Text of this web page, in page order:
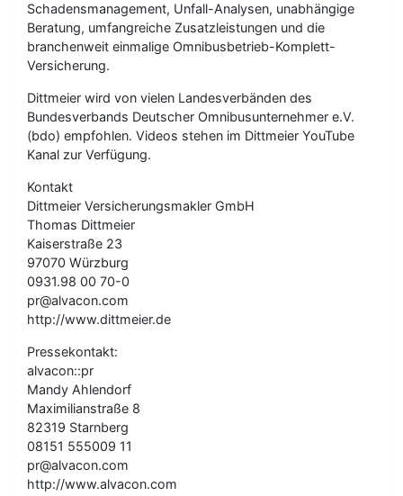
Schadensmanagement, Unfall-Analysen, unabhängige
Beratung, umfangreiche Zusatzleistungen und die
branchenweit einmalige Omnibusbetrieb-Komplett-
Versicherung.
Dittmeier wird von vielen Landesverbänden des
Bundesverbands Deutscher Omnibusunternehmer e.V.
(bdo) empfohlen. Videos stehen im Dittmeier YouTube
Kanal zur Verfügung.
Kontakt
Dittmeier Versicherungsmakler GmbH
Thomas Dittmeier
Kaiserstraße 23
97070 Würzburg
0931.98 00 70-0
pr@alvacon.com
http://www.dittmeier.de
Pressekontakt:
alvacon::pr
Mandy Ahlendorf
Maximilianstraße 8
82319 Starnberg
08151 555009 11
pr@alvacon.com
http://www.alvacon.com